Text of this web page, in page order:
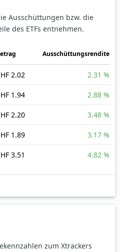
Ausschüttungen bzw. die
des ETFs entnehmen.
Ausschüttungsrendite
2.02 2.31 %
1.94 2.88 %
2.20 3.48 %
1.89 3.17 %
3.51 4.82 %
zum Xtrackers